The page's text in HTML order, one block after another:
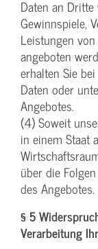
Daten an
Gewinnspiele,
Leistungen
angeboten
erhalten Sie
Daten oder
Angebotes.
(4) Soweit
in einem Staat
über die
des Angebotes.
§ 5
Verarbeitung